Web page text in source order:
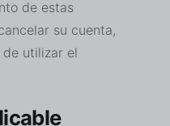
de estas
su cuenta,
utilizar el